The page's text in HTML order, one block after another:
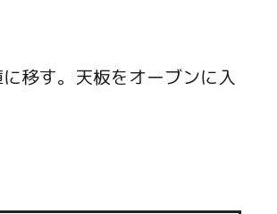
移す。天板をオーブンに入